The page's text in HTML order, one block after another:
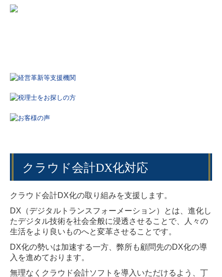
クラウド会計DX化対応
クラウド会計DX化の取り組みを支援します。
DX（デジタルトランスフォーメーション）とは、進化し
たデジタル技術を社会全般に浸透させることで、人々の
生活をより良いものへと変革させることです。
DX化の勢いは加速する一方、弊所も顧問先のDX化の導
入を進めております。
無理なくクラウド会計ソフトを導入いただけるよう、丁
寧なサポートを心掛けてまいります。